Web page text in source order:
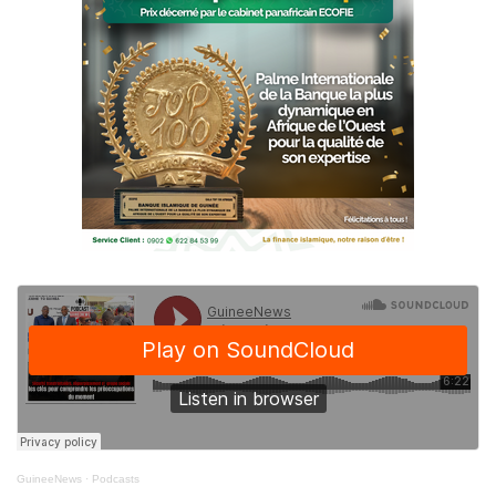
GuineeNews · Podcasts